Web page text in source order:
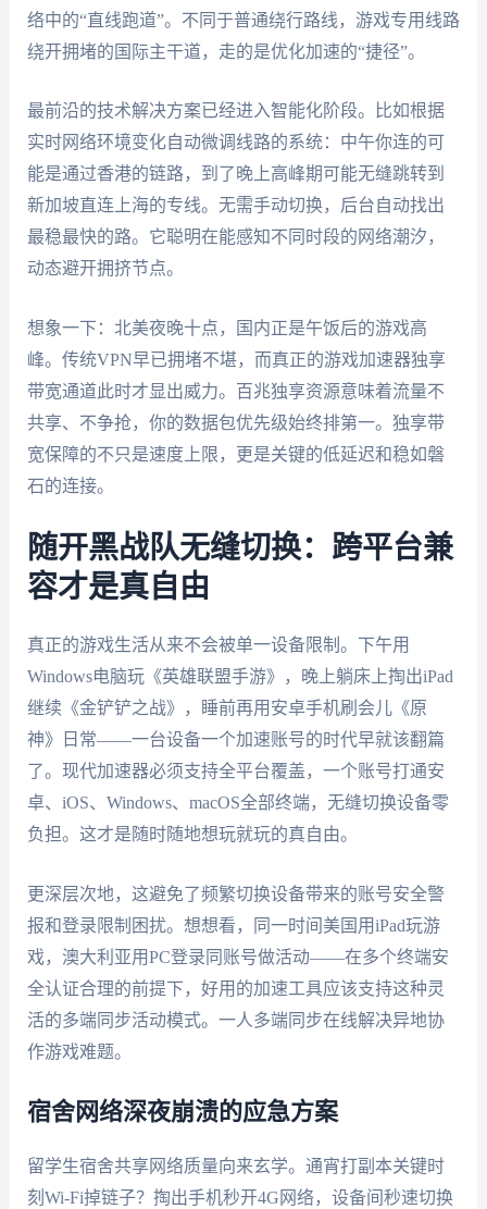
络中的“直线跑道”。不同于普通绕行路线，游戏专用线路
绕开拥堵的国际主干道，走的是优化加速的“捷径”。
最前沿的技术解决方案已经进入智能化阶段。比如根据
实时网络环境变化自动微调线路的系统：中午你连的可
能是通过香港的链路，到了晚上高峰期可能无缝跳转到
新加坡直连上海的专线。无需手动切换，后台自动找出
最稳最快的路。它聪明在能感知不同时段的网络潮汐，
动态避开拥挤节点。
想象一下：北美夜晚十点，国内正是午饭后的游戏高
峰。传统VPN早已拥堵不堪，而真正的游戏加速器独享
带宽通道此时才显出威力。百兆独享资源意味着流量不
共享、不争抢，你的数据包优先级始终排第一。独享带
宽保障的不只是速度上限，更是关键的低延迟和稳如磐
石的连接。
随开黑战队无缝切换：跨平台兼
容才是真自由
真正的游戏生活从来不会被单一设备限制。下午用
Windows电脑玩《英雄联盟手游》，晚上躺床上掏出iPad
继续《金铲铲之战》，睡前再用安卓手机刷会儿《原
神》日常——一台设备一个加速账号的时代早就该翻篇
了。现代加速器必须支持全平台覆盖，一个账号打通安
卓、iOS、Windows、macOS全部终端，无缝切换设备零
负担。这才是随时随地想玩就玩的真自由。
更深层次地，这避免了频繁切换设备带来的账号安全警
报和登录限制困扰。想想看，同一时间美国用iPad玩游
戏，澳大利亚用PC登录同账号做活动——在多个终端安
全认证合理的前提下，好用的加速工具应该支持这种灵
活的多端同步活动模式。一人多端同步在线解决异地协
作游戏难题。
宿舍网络深夜崩溃的应急方案
留学生宿舍共享网络质量向来玄学。通宵打副本关键时
刻Wi-Fi掉链子？掏出手机秒开4G网络，设备间秒速切换